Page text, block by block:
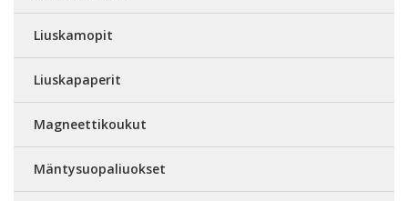
Liuskamopit
Liuskapaperit
Magneettikoukut
Mäntysuopaliuokset